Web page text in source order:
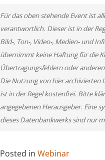
Für das oben stehende Event ist
verantwortlich. Dieser ist in der
Bild-, Ton-, Video-, Medien- und
übernimmt keine Haftung für die
Übertragungsfehlern oder
Die Nutzung von hier
ist in der Regel kostenfrei. Bitte
angegebenen Herausgeber. Eine
dieses Datenbankwerks sind nur
Posted in Webinar